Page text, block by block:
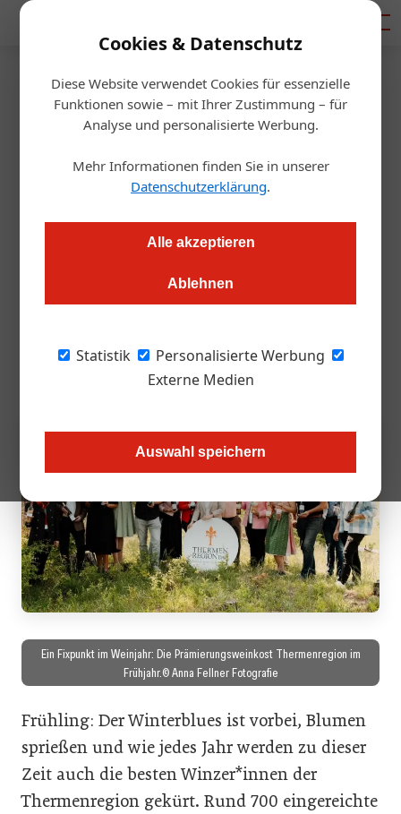
Cookies & Datenschutz
Diese Website verwendet Cookies für essenzielle
Funktionen sowie – mit Ihrer Zustimmung – für
Analyse und personalisierte Werbung.
Mehr Informationen finden Sie in unserer
Datenschutzerklärung.
Alle akzeptieren
Ablehnen
Statistik
Personalisierte Werbung
Externe Medien
Auswahl speichern
Startseite/Allgemein
Auszeichnung
Das sind die 17 besten Weine
der Thermenregion
Die 17 besten Weine der Thermenregion sind gekürt:
dürfen sich über die Auszeichnung des "Sortensieger 2025"
Ein Fixpunkt im Weinjahr: Die Prämierungsweinkost Thermenregion im
Frühjahr.© Anna Fellner Fotografie
Frühling: Der Winterblues ist vorbei, Blumen
sprießen und wie jedes Jahr werden zu dieser
Zeit auch die besten Winzer*innen der
Thermenregion gekürt. Rund 700 eingereichte